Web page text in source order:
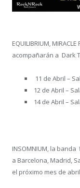
EQUILIBRIUM,
acompañarán a Dark
11 de Abril –
12 de Abril –
14 de Abril –
INSOMNIUM, la
a Barcelona, Madrid,
el próximo mes de